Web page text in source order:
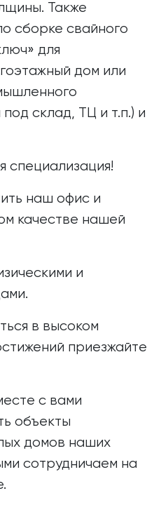
Также
сборке свайного
для
дом или
склад, ТЦ и т.п.) и
специализация!
наш офис и
качестве нашей
и
в высоком
приезжайте
с вами
объекты
домов наших
сотрудничаем на